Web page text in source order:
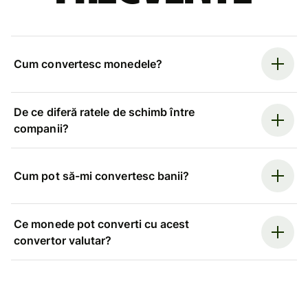
Cum convertesc monedele?
De ce diferă ratele de schimb între
companii?
Cum pot să-mi convertesc banii?
Ce monede pot converti cu acest
convertor valutar?